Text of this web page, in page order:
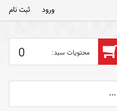
ورود ثبت‌ نام
0